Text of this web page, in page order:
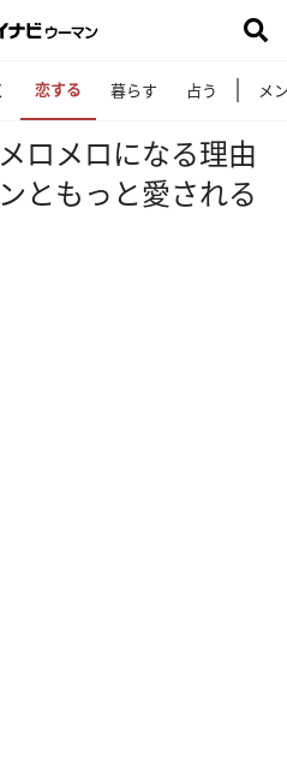
恋する 暮らす 占う メ
ロメロになる理由
ともっと愛される